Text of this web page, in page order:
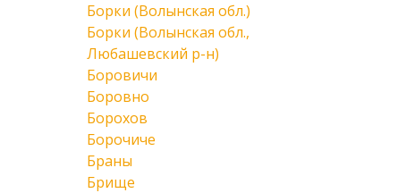
Борки (Волынская обл.)
Борки (Волынская обл.,
Любашевский р-н)
Боровичи
Боровно
Борохов
Борочиче
Браны
Брище